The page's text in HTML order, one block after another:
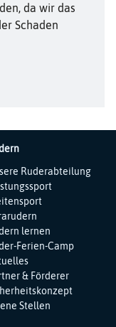
da wir das
Schaden
Ruderabteilung
lernen
Ferien-Camp
& Förderer
Stellen